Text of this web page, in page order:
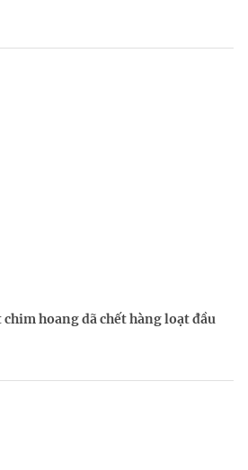
hoang dã chết hàng loạt đầu